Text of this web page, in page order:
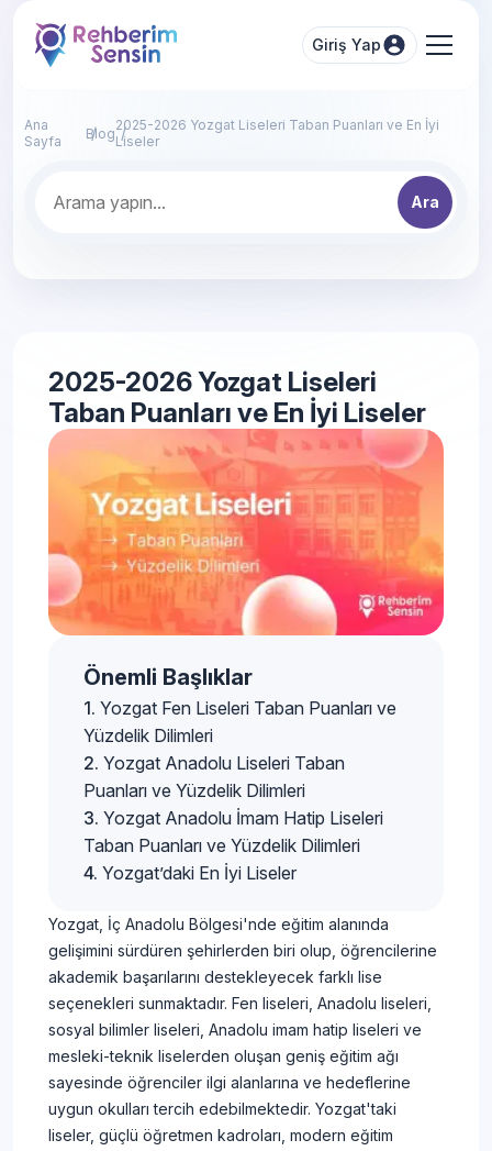
Giriş Yap
Ana
Sayfa
Blog2025-2026 Yozgat Liseleri Taban Puanları ve En İyi
Liseler
Ara
2025-2026 Yozgat Liseleri
Taban Puanları ve En İyi Liseler
Önemli Başlıklar
Yozgat Fen Liseleri Taban Puanları ve
Yüzdelik Dilimleri
Yozgat Anadolu Liseleri Taban
Puanları ve Yüzdelik Dilimleri
Yozgat Anadolu İmam Hatip Liseleri
Taban Puanları ve Yüzdelik Dilimleri
Yozgat’daki En İyi Liseler
Yozgat, İç Anadolu Bölgesi'nde eğitim alanında
gelişimini sürdüren şehirlerden biri olup, öğrencilerine
akademik başarılarını destekleyecek farklı lise
seçenekleri sunmaktadır. Fen liseleri, Anadolu liseleri,
sosyal bilimler liseleri, Anadolu imam hatip liseleri ve
mesleki-teknik liselerden oluşan geniş eğitim ağı
sayesinde öğrenciler ilgi alanlarına ve hedeflerine
uygun okulları tercih edebilmektedir. Yozgat'taki
liseler, güçlü öğretmen kadroları, modern eğitim